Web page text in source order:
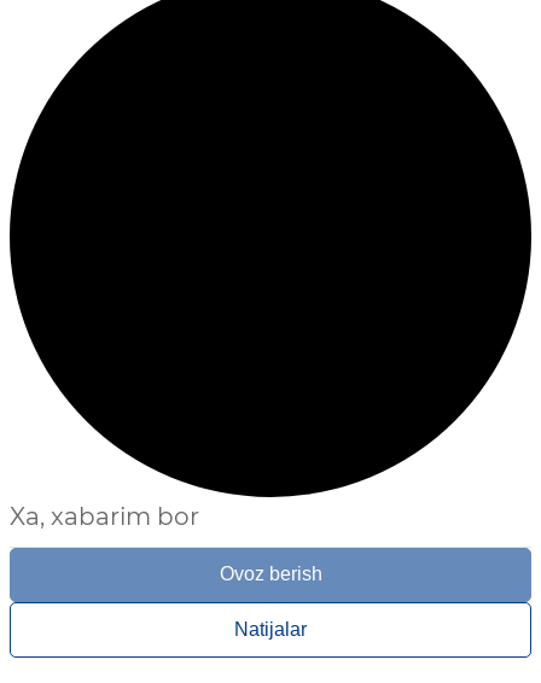
Xa, xabarim bor
Ovoz berish
Natijalar